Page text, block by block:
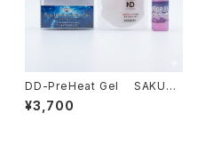
DD-PreHeat Gel SAKURA
（湿雪・古雪）パウチタイプ【ジェ
ルワックス+水性ﾘｷｯﾄﾞ】
¥3,700